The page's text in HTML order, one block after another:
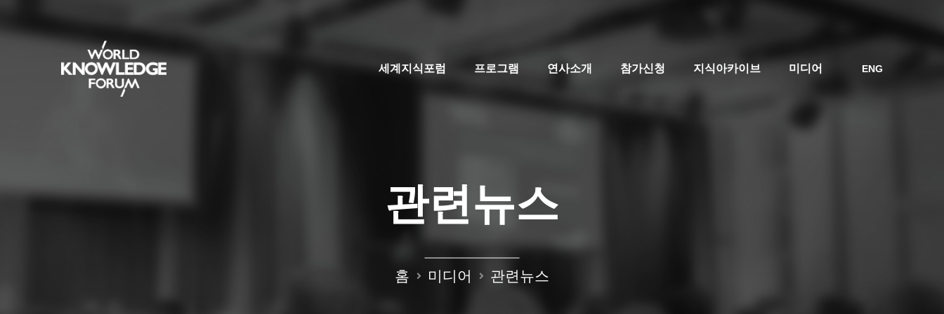
세계지식포럼 프로그램 연사소개 참가신청 지식아카이브 미디어 ENG
관련뉴스
홈 미디어 관련뉴스